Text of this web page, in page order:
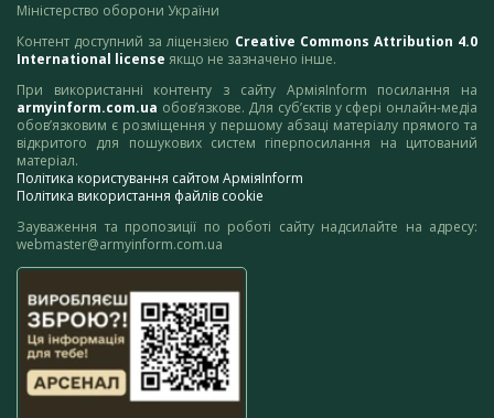
Міністерство оборони України
Контент доступний за ліцензією Creative Commons Attribution 4.0
International license якщо не зазначено інше.
При використанні контенту з сайту АрміяInform посилання на
armyinform.com.ua обов’язкове. Для суб’єктів у сфері онлайн-медіа
обов’язковим є розміщення у першому абзаці матеріалу прямого та
відкритого для пошукових систем гіперпосилання на цитований
матеріал.
Політика користування сайтом АрміяInform
Політика використання файлів cookie
Зауваження та пропозиції по роботі сайту надсилайте на адресу:
webmaster@armyinform.com.ua